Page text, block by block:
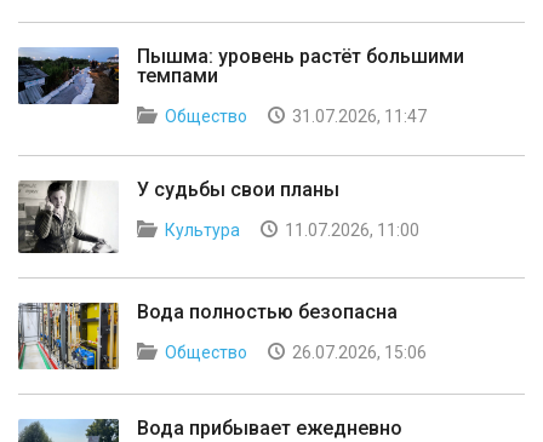
Пышма: уровень растёт большими
темпами
Общество 31.07.2026, 11:47
У судьбы свои планы
Культура 11.07.2026, 11:00
Вода полностью безопасна
Общество 26.07.2026, 15:06
Вода прибывает ежедневно